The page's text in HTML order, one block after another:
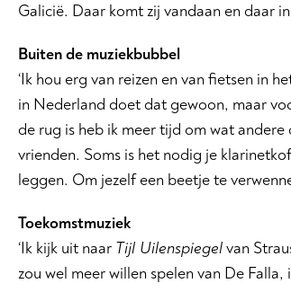
Galicië. Daar komt zij vandaan en daar
Buiten de muziekbubbel
‘Ik hou erg van reizen en van fietsen in
in Nederland doet dat gewoon, maar
de rug is heb ik meer tijd om wat
vrienden. Soms is het nodig je
leggen. Om jezelf een beetje te
Toekomstmuziek
‘Ik kijk uit naar Tijl Uilenspiegelvan
zou wel meer willen spelen van De